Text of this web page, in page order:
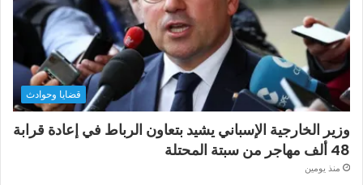
قضايا وحوادث
وزير الخارجية الإسباني يشيد بتعاون الرباط في إعادة قرابة
48 ألف مهاجر من سبتة المحتلة
منذ يومين